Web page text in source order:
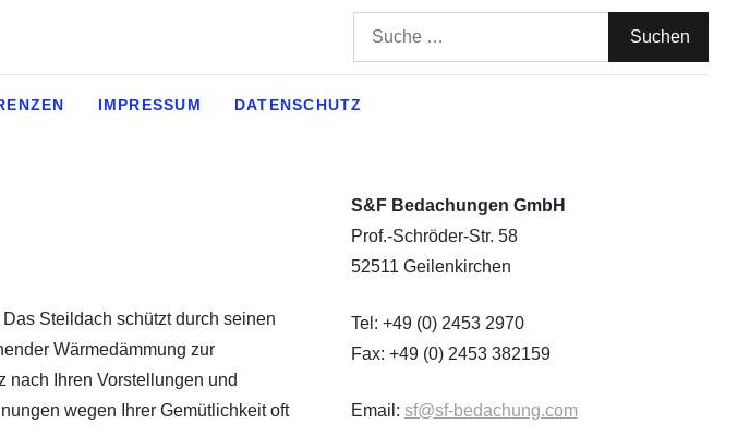
Suchen
IMPRESSUM DATENSCHUTZ
S&F Bedachungen GmbH
Prof.-Schröder-Str. 58
52511 Geilenkirchen
Tel: +49 (0) 2453 2970
Fax: +49 (0) 2453 382159
Email: sf@sf-bedachung.com
Steildach schützt durch seinen
Wärmedämmung zur
Ihren Vorstellungen und
wegen Ihrer Gemütlichkeit oft